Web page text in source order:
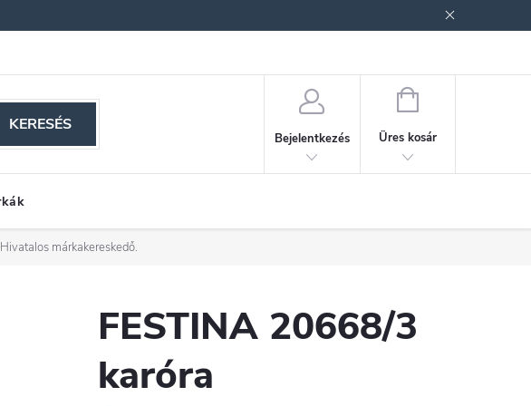
KERESÉS
Bejelentkezés
KOSÁR
Üres kosár
márkakereskedő.
FESTINA 20668/3
karóra